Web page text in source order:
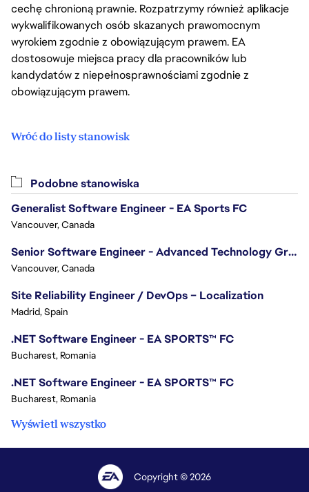
cechę chronioną prawnie. Rozpatrzymy również aplikacje
wykwalifikowanych osób skazanych prawomocnym
wyrokiem zgodnie z obowiązującym prawem. EA
dostosowuje miejsca pracy dla pracowników lub
kandydatów z niepełnosprawnościami zgodnie z
obowiązującym prawem.
Wróć do listy stanowisk
Podobne stanowiska
Generalist Software Engineer - EA Sports FC
Vancouver, Canada
Senior Software Engineer - Advanced Technology Group
Vancouver, Canada
Site Reliability Engineer / DevOps – Localization
Madrid, Spain
.NET Software Engineer - EA SPORTS™ FC
Bucharest, Romania
.NET Software Engineer - EA SPORTS™ FC
Bucharest, Romania
Wyświetl wszystko
Copyright © 2026